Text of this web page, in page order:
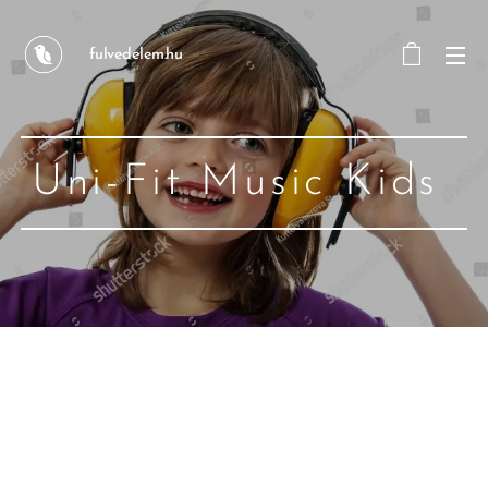
fulvedelem.hu
Uni-Fit Music Kids